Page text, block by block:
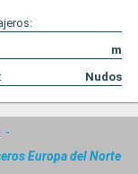
m
Nudos
Europa del Norte